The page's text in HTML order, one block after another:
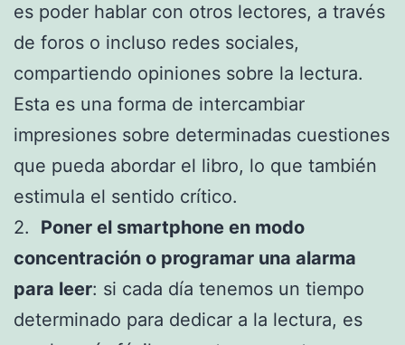
es poder hablar con otros lectores, a través
de foros o incluso redes sociales,
compartiendo opiniones sobre la lectura.
Esta es una forma de intercambiar
impresiones sobre determinadas cuestiones
que pueda abordar el libro, lo que también
estimula el sentido crítico.
2. Poner el smartphone en modo
concentración o programar una alarma
para leer: si cada día tenemos un tiempo
determinado para dedicar a la lectura, es